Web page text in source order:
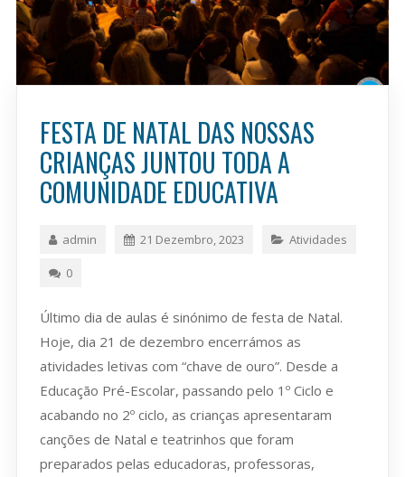
FESTA DE NATAL DAS NOSSAS
CRIANÇAS JUNTOU TODA A
COMUNIDADE EDUCATIVA
admin 21 Dezembro, 2023 Atividades
0
Último dia de aulas é sinónimo de festa de Natal.
Hoje, dia 21 de dezembro encerrámos as
atividades letivas com “chave de ouro”. Desde a
Educação Pré-Escolar, passando pelo 1º Ciclo e
acabando no 2º ciclo, as crianças apresentaram
canções de Natal e teatrinhos que foram
preparados pelas educadoras, professoras,